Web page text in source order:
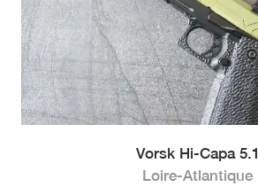
Vorsk Hi-Capa 5.1
Loire-Atlantique